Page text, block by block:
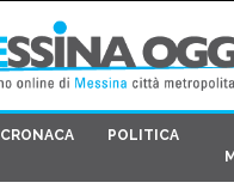
CRONACA
POLITICA